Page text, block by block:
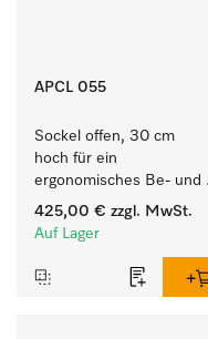
APCL 055
Sockel offen, 30 cm
hoch für ein
ergonomisches Be- und
Entladen von
Waschmaschine und
425,00 € zzgl. MwSt.
Auf Lager